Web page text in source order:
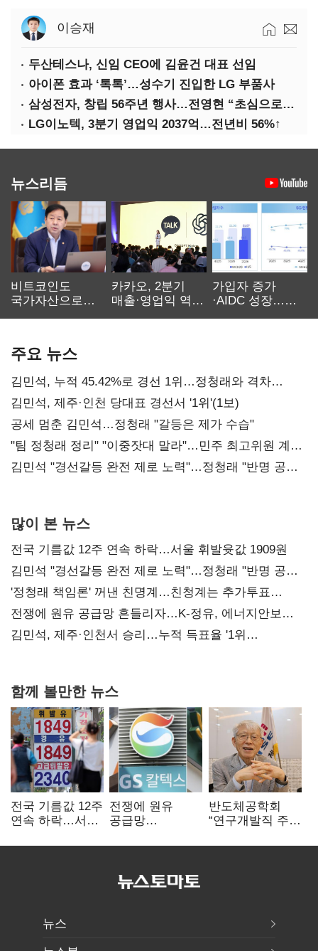
이승재
두산테스나, 신임 CEO에 김윤건 대표 선임
아이폰 효과 ‘톡톡’…성수기 진입한 LG 부품사
삼성전자, 창립 56주년 행사…전영현 “초심으로 경쟁력 회복해야”
LG이노텍, 3분기 영업익 2037억…전년비 56%↑
뉴스리듬
비트코인도
국가자산으로…'
카카오, 2분기
매출·영업익 역대
가입자 증가
·AIDC 성장…
주요 뉴스
김민석, 누적 45.42%로 경선 1위…정청래와 격차
0.86%p(2보)
김민석, 제주·인천 당대표 경선서 '1위'(1보)
공세 멈춘 김민석…정청래 "갈등은 제가 수습"
"팀 정청래 정리" "이중잣대 말라"…민주 최고위원 계파
다툼 격화
김민석 "경선갈등 완전 제로 노력"…정청래 "반명 공세
많이 본 뉴스
전국 기름값 12주 연속 하락…서울 휘발윳값 1909원
김민석 "경선갈등 완전 제로 노력"…정청래 "반명 공세
사과부터"
'정청래 책임론' 꺼낸 친명계…친청계는 추가투표
때리기
전쟁에 원유 공급망 흔들리자…K-정유, 에너지안보
핵심으로 재부상
김민석, 제주·인천서 승리…누적 득표율 '1위
함께 볼만한 뉴스
전국 기름값 12주
연속 하락…서울
전쟁에 원유
공급망
정유, 에너지안보
반도체공학회
“연구개발직 주
개선해야”
뉴스